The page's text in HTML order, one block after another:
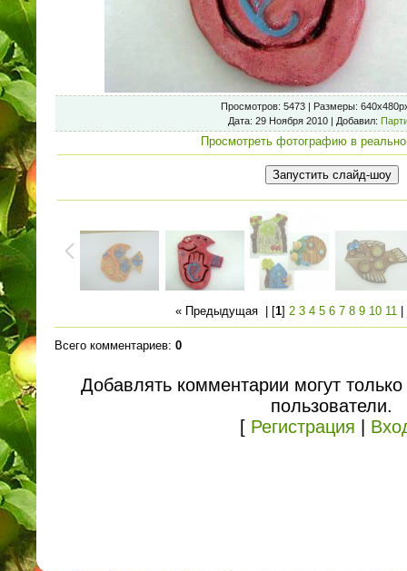
Просмотров: 5473 | Размеры:
Дата: 29 Ноября 2010 | Добавил:
Просмотреть фотографию в
« Предыдущая | [1] 2 3 4 5 6 7 8 9 10 11
Всего комментариев: 0
Добавлять комментарии могут
пользователи.
[ Регистрация